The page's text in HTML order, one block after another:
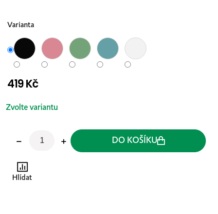
Varianta
419 Kč
Měrná
Zvolte variantu
DO KOŠÍKU
Hlídat